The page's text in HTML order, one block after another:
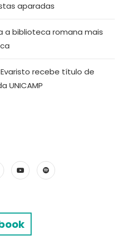
aparadas
a biblioteca romana mais
recebe título de
UNICAMP